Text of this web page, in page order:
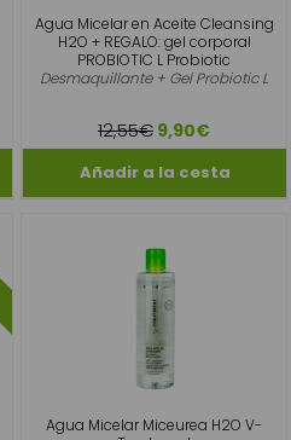
Agua Micelar en Aceite Cleansing
H2O + REGALO: gel corporal
PROBIOTIC L Probiotic
Desmaquillante + Gel Probiotic L
12,55€ 9,90€
Agua Micelar Miceurea H2O V-